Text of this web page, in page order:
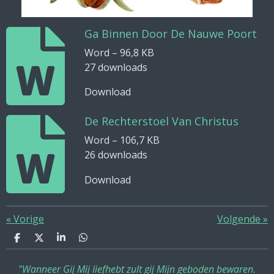
Ga Binnen Door De Nauwe Poort
Word – 96,8 KB
27 downloads
Download
De Rechterstoel Van Christus
Word – 106,7 KB
26 downloads
Download
«Vorige Volgende »
D
e
e
D
e
l
S
h
r
D
e
e
"Wanneer Gij Mij liefhebt zult gij Mijn geboden bewaren.